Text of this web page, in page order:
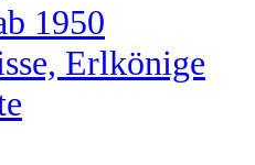
1950
Erlkönige